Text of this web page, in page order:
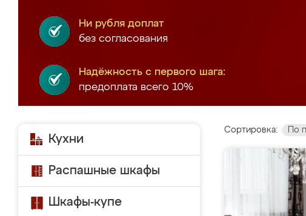
Ни рубля доплат
без согласования
Надёжность с первого шага:
предоплата всего 10%
Кухни
Распашные шкафы
Шкафы-купе
Сортировка: По